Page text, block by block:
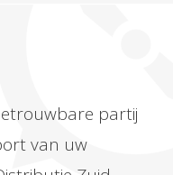
partij
van uw